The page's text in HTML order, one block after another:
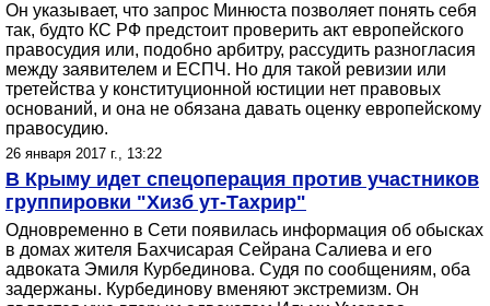
Он указывает, что запрос Минюста позволяет понять себя
так, будто КС РФ предстоит проверить акт европейского
правосудия или, подобно арбитру, рассудить разногласия
между заявителем и ЕСПЧ. Но для такой ревизии или
третейства у конституционной юстиции нет правовых
оснований, и она не обязана давать оценку европейскому
правосудию.
26 января 2017 г., 13:22
В Крыму идет спецоперация против участников
группировки "Хизб ут-Тахрир"
Одновременно в Сети появилась информация об обысках
в домах жителя Бахчисарая Сейрана Салиева и его
адвоката Эмиля Курбединова. Судя по сообщениям, оба
задержаны. Курбединову вменяют экстремизм. Он